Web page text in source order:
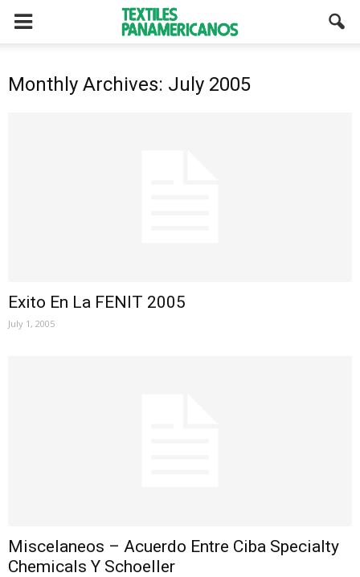
Monthly Archives: July 2005
Exito En La FENIT 2005
July 1, 2005
Miscelaneos – Acuerdo Entre Ciba Specialty
Chemicals Y Schoeller